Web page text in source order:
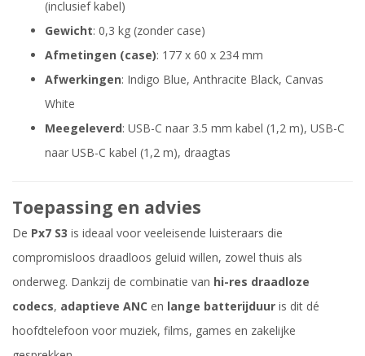
(inclusief kabel)
Gewicht: 0,3 kg (zonder case)
Afmetingen (case): 177 x 60 x 234 mm
Afwerkingen: Indigo Blue, Anthracite Black, Canvas
White
Meegeleverd: USB-C naar 3.5 mm kabel (1,2 m), USB-C
naar USB-C kabel (1,2 m), draagtas
Toepassing en advies
De Px7 S3 is ideaal voor veeleisende luisteraars die
compromisloos draadloos geluid willen, zowel thuis als
onderweg. Dankzij de combinatie van hi-res draadloze
codecs, adaptieve ANC en lange batterijduur is dit dé
hoofdtelefoon voor muziek, films, games en zakelijke